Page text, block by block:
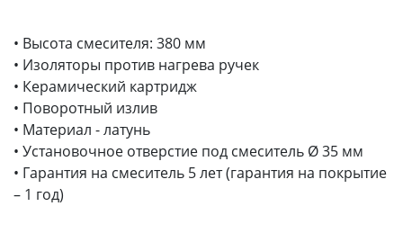
• Высота смесителя: 380 мм
• Изоляторы против нагрева ручек
• Керамический картридж
• Поворотный излив
• Материал - латунь
• Установочное отверстие под смеситель Ø 35 мм
• Гарантия на смеситель 5 лет (гарантия на покрытие
– 1 год)